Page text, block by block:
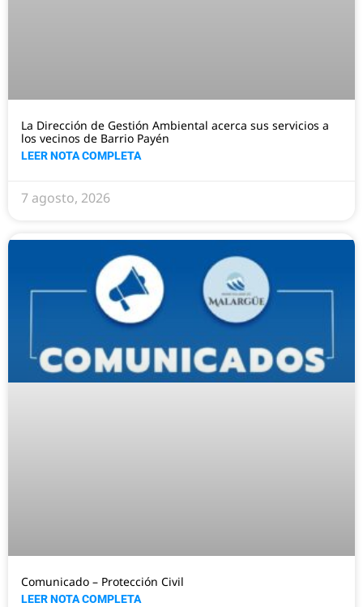
La Dirección de Gestión Ambiental acerca sus servicios a
los vecinos de Barrio Payén
LEER NOTA COMPLETA
7 agosto, 2026
Comunicado – Protección Civil
LEER NOTA COMPLETA